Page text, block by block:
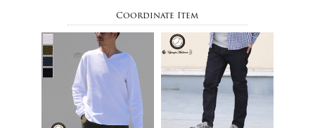
Coordinate Item